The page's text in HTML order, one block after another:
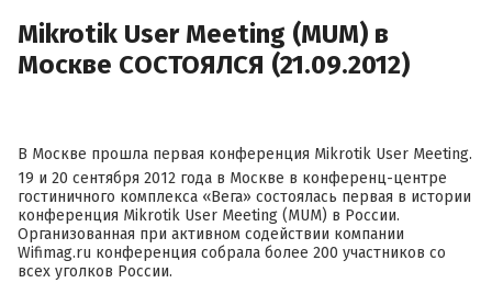
Mikrotik User Meeting (MUM) в
Москве СОСТОЯЛСЯ (21.09.2012)
В Москве прошла первая конференция Mikrotik User Meeting.
19 и 20 сентября 2012 года в Москве в конференц-центре
гостиничного комплекса «Вега» состоялась первая в истории
конференция Mikrotik User Meeting (MUM) в России.
Организованная при активном содействии компании
Wifimag.ru конференция собрала более 200 участников со
всех уголков России.